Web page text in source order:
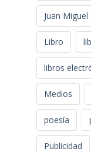
Juan Miguel
Libro
libros
Medios
poesía
Publicidad